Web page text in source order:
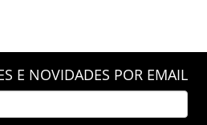
E NOVIDADES POR EMAIL